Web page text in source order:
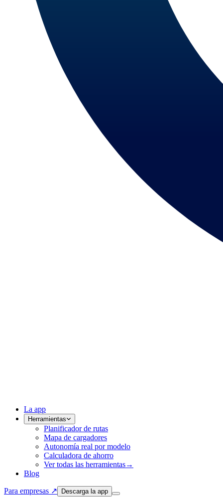
La app
Herramientas
Planificador de rutas
Mapa de cargadores
Autonomía real por modelo
Calculadora de ahorro
Ver todas las herramientas→
Blog
Para empresas ↗ Descarga la app